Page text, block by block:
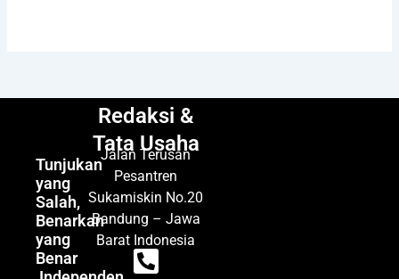
Tunjukan
yang
Salah,
Benarkan
yang
Benar
Redaksi &
Tata Usaha
Jalan Terusan
Pesantren
Sukamiskin No.20
Bandung – Jawa
Barat Indonesia